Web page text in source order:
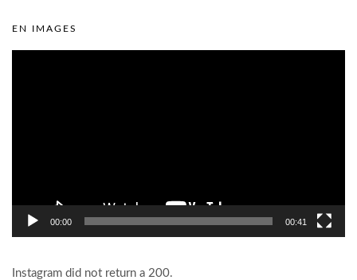
EN IMAGES
00:00 00:41
Instagram did not return a 200.